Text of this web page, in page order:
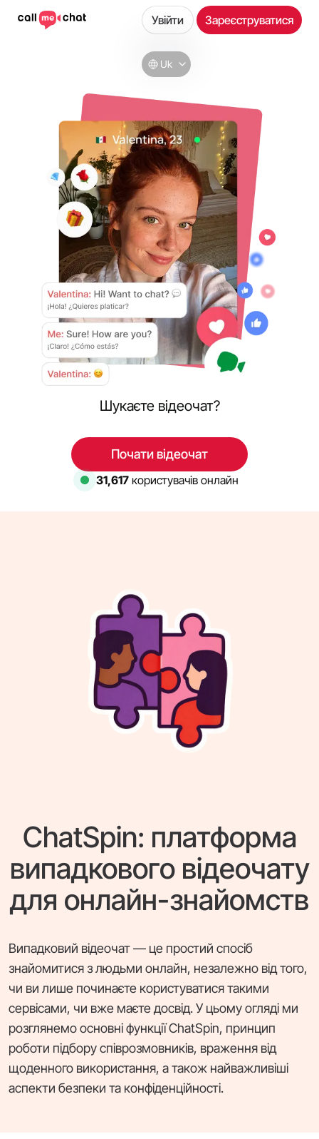
Uk
Увійти Зареєструватися
Шукаєте відеочат?
Почати відеочат
31,617 користувачів онлайн
ChatSpin: платформа
випадкового відеочату
для онлайн-знайомств
Випадковий відеочат — це простий спосіб
знайомитися з людьми онлайн, незалежно від того,
чи ви лише починаєте користуватися такими
сервісами, чи вже маєте досвід. У цьому огляді ми
розглянемо основні функції ChatSpin, принцип
роботи підбору співрозмовників, враження від
щоденного використання, а також найважливіші
аспекти безпеки та конфіденційності.